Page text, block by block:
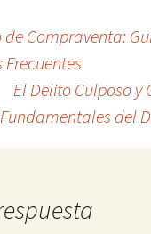
Compraventa:
El Delito Culposo y
Fundamentales del